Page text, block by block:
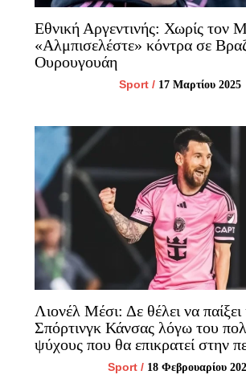
Εθνική Αργεντινής: Χωρίς τον
«Αλμπισελέστε» κόντρα σε
Ουρουγουάη
Sport / 17 Μαρτίου 2025
Λιονέλ Μέσι: Δε θέλει να
Σπόρτινγκ Κάνσας λόγω του
ψύχους που θα επικρατεί στην
Sport / 18 Φεβρουαρίου